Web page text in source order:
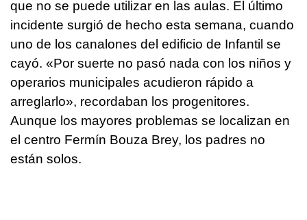
que no se puede utilizar en las aulas. El último
incidente surgió de hecho esta semana, cuando
uno de los canalones del edificio de Infantil se
cayó. «Por suerte no pasó nada con los niños y
operarios municipales acudieron rápido a
arreglarlo», recordaban los progenitores.
Aunque los mayores problemas se localizan en
el centro Fermín Bouza Brey, los padres no
están solos.